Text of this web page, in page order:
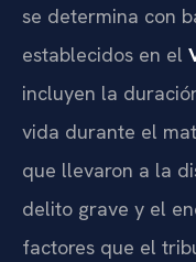
se determina con
establecidos en el
incluyen la
vida durante el
que llevaron a la
delito grave y el
factores que el